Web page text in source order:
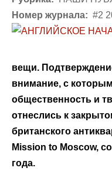
Номер журнала: #2
вещи.
внимание, с
общественность и
отнеслись к
британского
Mission to Moscow,
года.